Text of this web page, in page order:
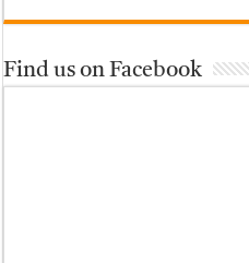
Find us on Facebook